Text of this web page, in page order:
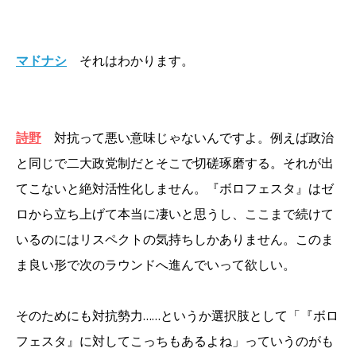
マドナシ それはわかります。
詩野
対抗って悪い意味じゃないんですよ。例えば政治
と同じで二大政党制だとそこで切磋琢磨する。それが出
てこないと絶対活性化しません。『ボロフェスタ』はゼ
ロから立ち上げて本当に凄いと思うし、ここまで続けて
いるのにはリスペクトの気持ちしかありません。このま
ま良い形で次のラウンドへ進んでいって欲しい。
そのためにも対抗勢力……というか選択肢として「『ボロ
フェスタ』に対してこっちもあるよね」っていうのがも